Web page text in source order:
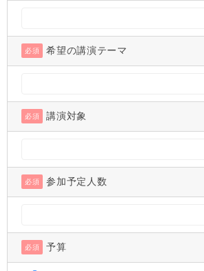
必須 希望の講演テーマ
必須 講演対象
必須 参加予定人数
必須 予算